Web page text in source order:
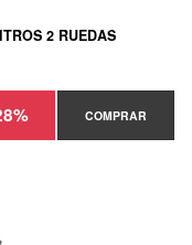
2 RUEDAS
COMPRAR